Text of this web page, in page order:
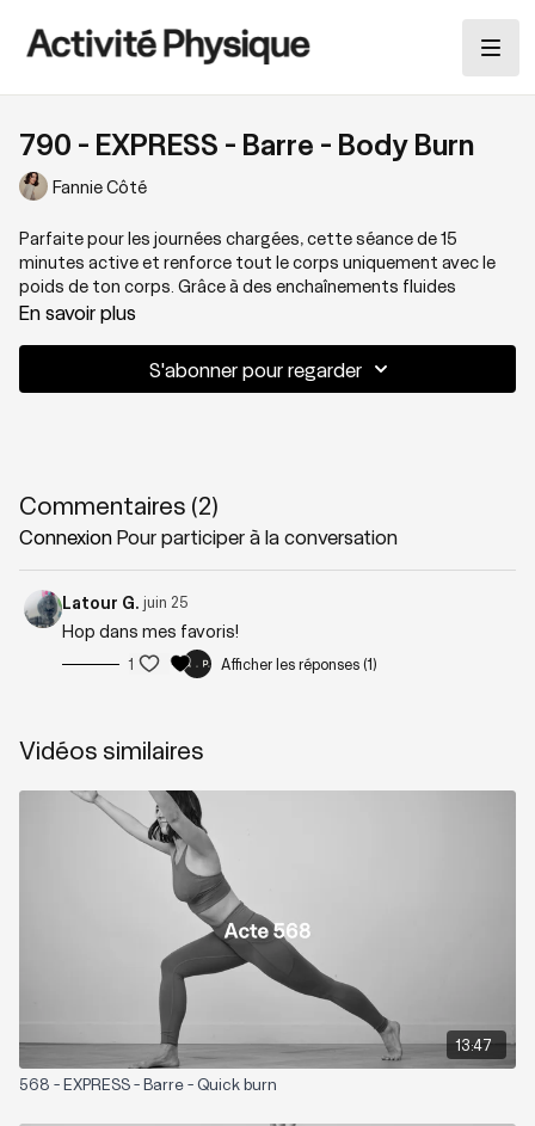
790 - EXPRESS - Barre - Body Burn
Fannie Côté
Parfaite pour les journées chargées, cette séance de 15
minutes active et renforce tout le corps uniquement avec le
poids de ton corps. Grâce à des enchaînements fluides
inspirés de la barre, tu sollicites autant le bas du corps que le
Niveau: 2+
Zones sollicitées : Tout le corps
Playlist suggérée:Physical
En savoir plus
S'abonner pour regarder
Commentaires (2)
Connexion Pour participer à la conversation
Latour G. juin 25
Hop dans mes favoris!
1 Afficher les réponses (1)
Vidéos similaires
13:47
568 - EXPRESS - Barre - Quick burn